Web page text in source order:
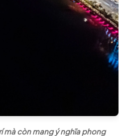
mà còn mang ý nghĩa phong